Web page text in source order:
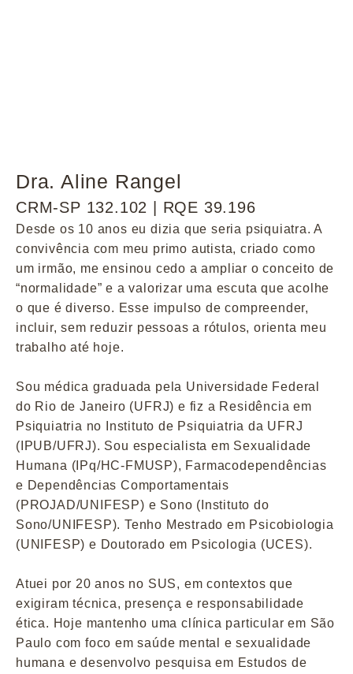
Dra. Aline Rangel
CRM-SP 132.102 | RQE 39.196
Desde os 10 anos eu dizia que seria psiquiatra. A
convivência com meu primo autista, criado como
um irmão, me ensinou cedo a ampliar o conceito de
“normalidade” e a valorizar uma escuta que acolhe
o que é diverso. Esse impulso de compreender,
incluir, sem reduzir pessoas a rótulos, orienta meu
trabalho até hoje.
Sou médica graduada pela Universidade Federal
do Rio de Janeiro (UFRJ) e fiz a Residência em
Psiquiatria no Instituto de Psiquiatria da UFRJ
(IPUB/UFRJ). Sou especialista em Sexualidade
Humana (IPq/HC-FMUSP), Farmacodependências
e Dependências Comportamentais
(PROJAD/UNIFESP) e Sono (Instituto do
Sono/UNIFESP). Tenho Mestrado em Psicobiologia
(UNIFESP) e Doutorado em Psicologia (UCES).
Atuei por 20 anos no SUS, em contextos que
exigiram técnica, presença e responsabilidade
ética. Hoje mantenho uma clínica particular em São
Paulo com foco em saúde mental e sexualidade
humana e desenvolvo pesquisa em Estudos de